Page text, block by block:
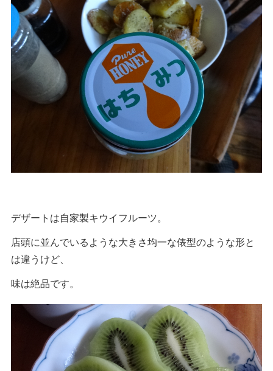
デザートは自家製キウイフルーツ。
店頭に並んでいるような大きさ均一な俵型のような形と
は違うけど、
味は絶品です。